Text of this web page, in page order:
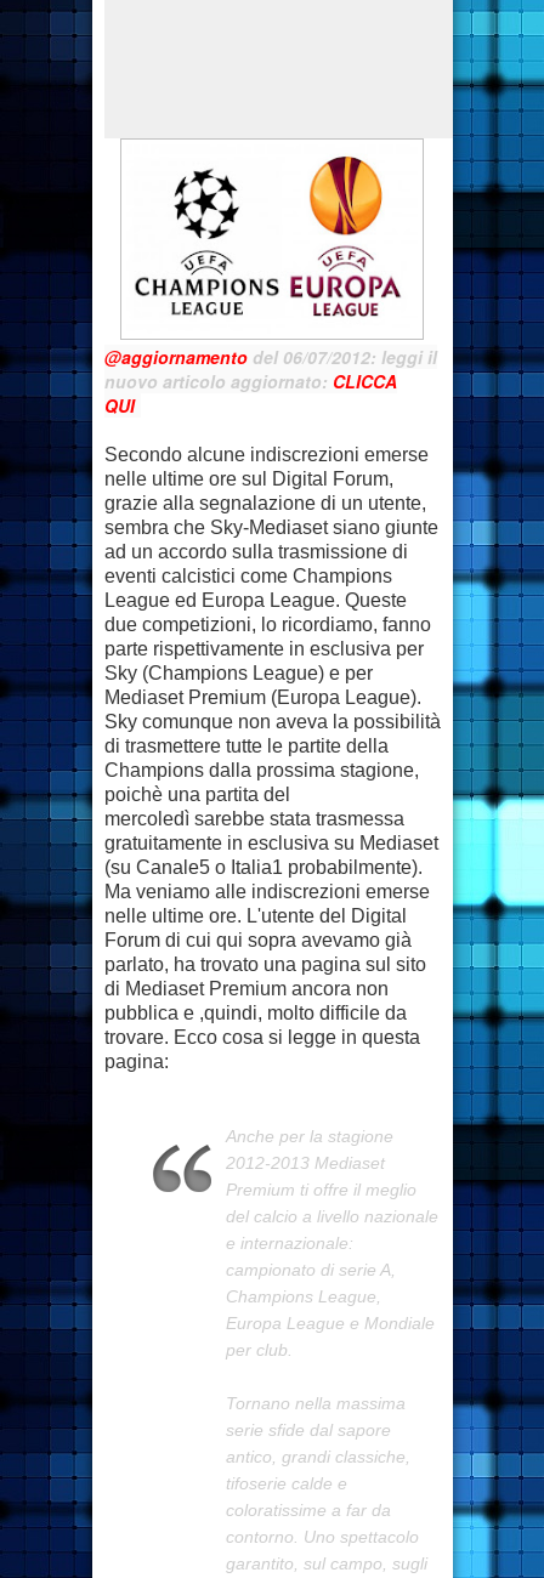
@aggiornamentodel 06/07/2012: leggi il
nuovo articolo aggiornato: CLICCA
QUI
Secondo alcune indiscrezioni emerse
nelle ultime ore sul Digital Forum,
grazie alla segnalazione di un utente,
sembra che Sky-Mediaset siano giunte
ad un accordo sulla trasmissione di
eventi calcistici come Champions
League ed Europa League. Queste
due competizioni, lo ricordiamo, fanno
parte rispettivamente in esclusiva per
Sky (Champions League) e per
Mediaset Premium (Europa League).
Sky comunque non aveva la possibilità
di trasmettere tutte le partite della
Champions dalla prossima stagione,
poichè una partita del
mercoledì sarebbe stata trasmessa
gratuitamente in esclusiva su Mediaset
(su Canale5 o Italia1 probabilmente).
Ma veniamo alle indiscrezioni emerse
nelle ultime ore. L'utente del Digital
Forum di cui qui sopra avevamo già
parlato, ha trovato una pagina sul sito
di Mediaset Premium ancora non
pubblica e ,quindi, molto difficile da
trovare. Ecco cosa si legge in questa
pagina:
Anche per la stagione
2012-2013 Mediaset
Premium ti offre il meglio
del calcio a livello nazionale
e internazionale:
campionato di serie A,
Champions League,
Europa League e Mondiale
per club.
Tornano nella massima
serie sfide dal sapore
antico, grandi classiche,
tifoserie calde e
coloratissime a far da
contorno. Uno spettacolo
garantito, sul campo, sugli